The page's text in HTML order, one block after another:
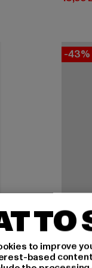
-43%
TO
to improve
based